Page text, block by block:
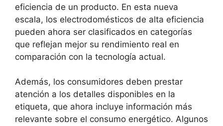
eficiencia de un producto. En esta nueva
escala, los electrodomésticos de alta eficiencia
pueden ahora ser clasificados en categorías
que reflejan mejor su rendimiento real en
comparación con la tecnología actual.
Además, los consumidores deben prestar
atención a los detalles disponibles en la
etiqueta, que ahora incluye información más
relevante sobre el consumo energético. Algunos